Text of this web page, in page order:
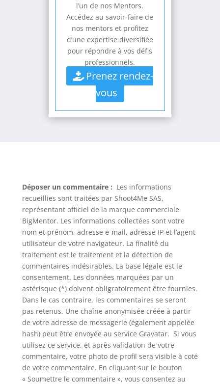
l’un de nos Mentors.
Accédez au savoir-faire de
nos mentors et profitez
d’une expertise diversifiée
pour répondre à vos défis
professionnels.
Prenez rendez-
vous
Déposer un commentaire : Les informations
recueillies sont traitées par Shoot4Me SAS,
représentant officiel de la marque commerciale
BigMentor. Les informations collectées sont votre
nom et prénom, adresse e-mail, adresse IP et l’agent
utilisateur de votre navigateur. La finalité du
traitement est le traitement et la détection de
commentaires indésirables. La base légale est le
consentement. Les données marquées par un
astérisque (*) doivent obligratoirement être fournies.
Dans le cas contraire, les commentaires se seront
pas retenus. Une chaîne anonymisée créée à partir
de votre adresse de messagerie (également appelée
hash) peut être envoyée au service Gravatar. Si vous
utilisez ce service, et après validation de votre
commentaire, votre photo de profil sera visible à coté
de votre commentaire. En cliquant sur le bouton
« Soumettre le commentaire », vous consentez au